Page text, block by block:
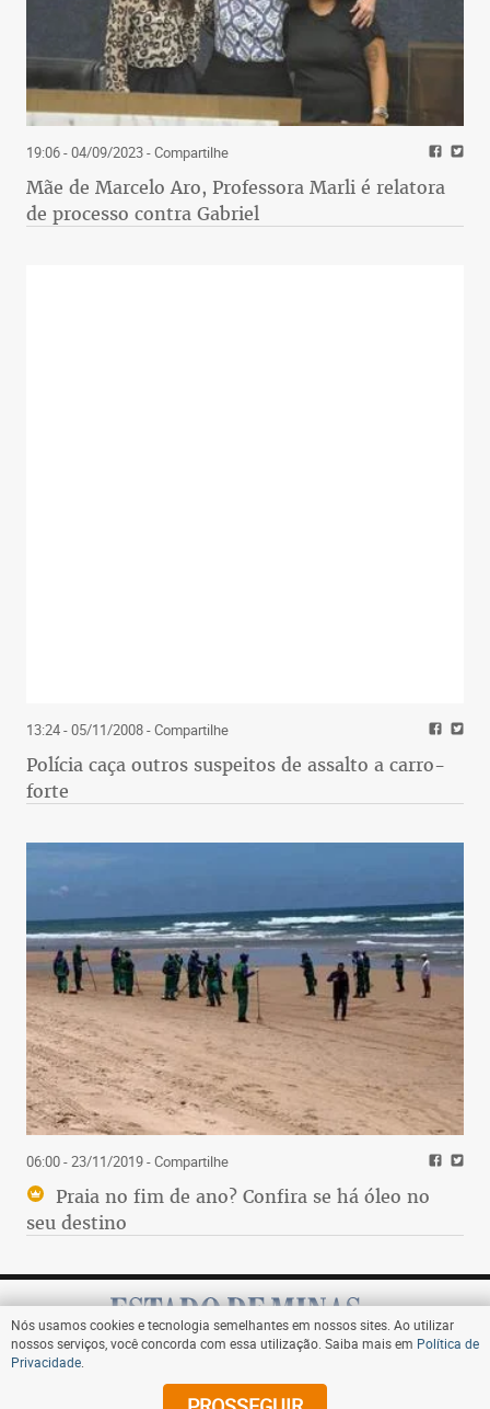
19:06 - 04/09/2023- Compartilhe
Mãe de Marcelo Aro, Professora Marli é relatora
de processo contra Gabriel
13:24 - 05/11/2008- Compartilhe
Polícia caça outros suspeitos de assalto a carro-
forte
06:00 - 23/11/2019- Compartilhe
Praia no fim de ano? Confira se há óleo no
seu destino
Assine
Nós usamos cookies e tecnologia semelhantes em nossos sites. Ao utilizar
nossos serviços, você concorda com essa utilização. Saiba mais em Política de
Privacidade